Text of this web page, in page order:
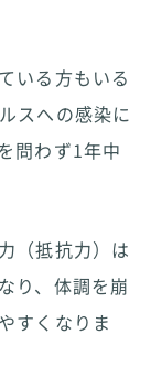
いる方もいる
スへの感染に
問わず1年中
（抵抗力）は
り、体調を崩
すくなりま